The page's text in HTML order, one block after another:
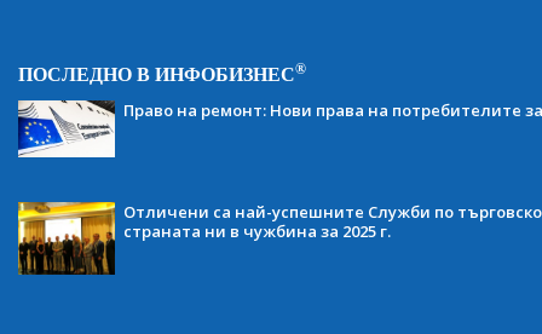
ПОСЛЕДНО В ИНФОБИЗНЕС®
Право на ремонт: Нови права на потребителите
Отличени са най-успешните Служби по
страната ни в чужбина за 2025 г.